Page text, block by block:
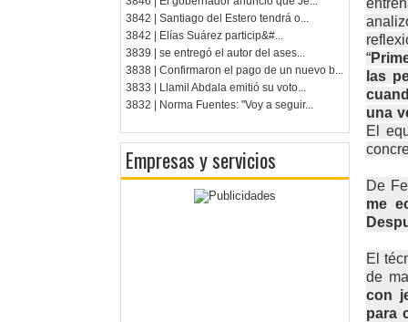
3842 | Santiago del Estero tendrá o...
3842 | Elías Suárez particip&#...
3839 | se entregó el autor del ases...
3838 | Confirmaron el pago de un nuevo b...
3833 | Llamil Abdala emitió su voto...
3832 | Norma Fuentes: "Voy a seguir...
Empresas y servicios
“
las
una
El
De
me
El
de
con
para